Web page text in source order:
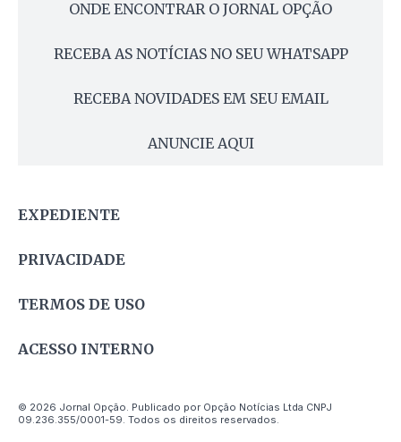
ONDE ENCONTRAR O JORNAL OPÇÃO
RECEBA AS NOTÍCIAS NO SEU WHATSAPP
RECEBA NOVIDADES EM SEU EMAIL
ANUNCIE AQUI
EXPEDIENTE
PRIVACIDADE
TERMOS DE USO
ACESSO INTERNO
© 2026 Jornal Opção. Publicado por Opção Notícias Ltda CNPJ
09.236.355/0001-59. Todos os direitos reservados.